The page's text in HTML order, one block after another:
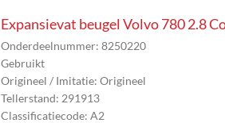
Expansievat beugel Volvo 780 2.8
Onderdeelnummer: 8250220
Gebruikt
Origineel / Imitatie: Origineel
Tellerstand: 291913
Classificatiecode: A2